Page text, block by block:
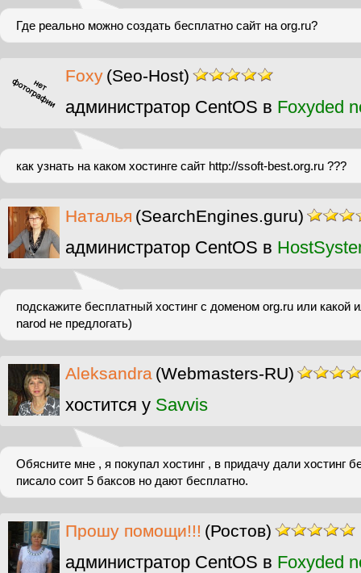
Где реально можно создать бесплатно сайт на org.ru?
Foxy (Seo-Host)
администратор CentOS в Foxyded
как узнать на каком хостинге сайт http://ssoft-best.org.ru ???
Наталья (SearchEngines.guru)
администратор CentOS в
подскажите бесплатный хостинг с доменом org.ru или какой
narod не предлогать)
Aleksandra (Webmasters-RU)
хостится у Savvis
Обясните мне , я покупал хостинг , в придачу дали хостинг
писало соит 5 баксов но дают бесплатно.
Прошу помощи!!! (Ростов)
администратор CentOS в Foxyded